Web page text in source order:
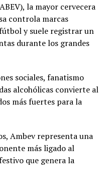
la mayor cervecera
controla marcas
y suele registrar un
durante los grandes
sociales, fanatismo
alcohólicas convierte al
más fuertes para la
Ambev representa una
más ligado al
que genera la